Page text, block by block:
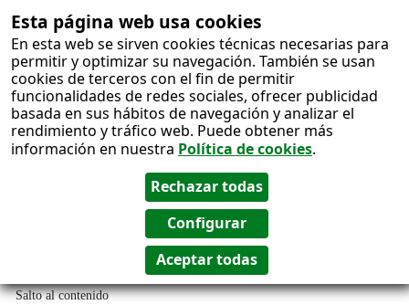
Esta página web usa cookies
En esta web se sirven cookies técnicas necesarias para
permitir y optimizar su navegación. También se usan
cookies de terceros con el fin de permitir
funcionalidades de redes sociales, ofrecer publicidad
basada en sus hábitos de navegación y analizar el
rendimiento y tráfico web. Puede obtener más
información en nuestra Política de cookies.
Salto al contenido